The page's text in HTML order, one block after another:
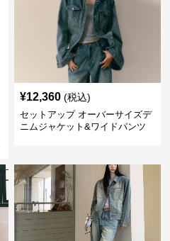
¥12,360 (税込)
セットアップ オーバーサイズデ
ニムジャケット&ワイドパンツ